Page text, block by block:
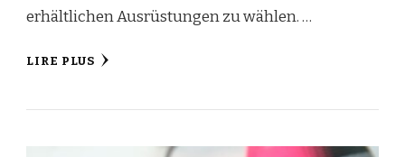
erhältlichen Ausrüstungen zu wählen. …
LIRE PLUS